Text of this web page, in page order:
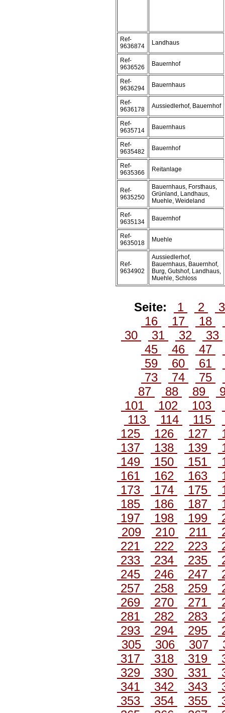
Ref-
9636874
Landhaus
Ref-
9636526
Bauernhof
Ref-
9636294
Bauernhaus
Ref-
9636178
Aussiedlerhof, Bauernhof
Ref-
9635714
Bauernhaus
Ref-
9635482
Bauernhof
Ref-
9635366
Reitanlage
Ref-
9635250
Bauernhaus, Forsthaus,
Grünland, Landhaus,
Muehle, Weideland
Ref-
9635134
Bauernhof
Ref-
9635018
Muehle
Ref-
9634902
Aussiedlerhof,
Bauernhaus, Bauernhof,
Burg, Gutshof, Landhaus,
Muehle, Schloss
Seite: 1 2
16
17 18
30
31 32
33
45
46 47
59
60 61
73
74 75
87
88 89
101
102 103
113
114 115
125
126 127
137
138 139
149
150 151
161
162 163
173
174 175
185
186 187
197
198 199
209
210 211
221
222 223
233
234 235
245
246 247
257
258 259
269
270 271
281
282 283
293
294 295
305
306 307
317
318 319
329
330 331
341
342 343
353
354 355